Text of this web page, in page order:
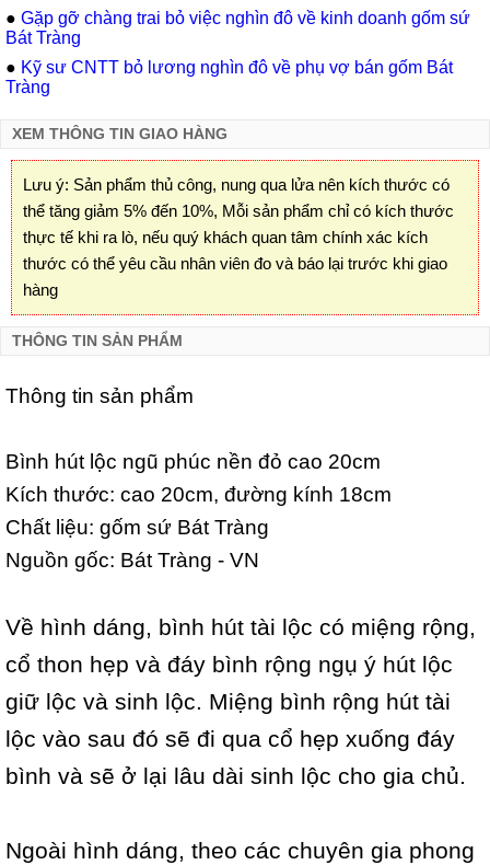
● Gặp gỡ chàng trai bỏ việc nghìn đô về kinh doanh gốm sứ
Bát Tràng
● Kỹ sư CNTT bỏ lương nghìn đô về phụ vợ bán gốm Bát
Tràng
XEM THÔNG TIN GIAO HÀNG
Lưu ý: Sản phẩm thủ công, nung qua lửa nên kích thước có
thể tăng giảm 5% đến 10%, Mỗi sản phẩm chỉ có kích thước
thực tế khi ra lò, nếu quý khách quan tâm chính xác kích
thước có thể yêu cầu nhân viên đo và báo lại trước khi giao
hàng
THÔNG TIN SẢN PHẨM
Thông tin sản phẩm
Bình hút lộc ngũ phúc nền đỏ cao 20cm
Kích thước: cao 20cm, đường kính 18cm
Chất liệu: gốm sứ Bát Tràng
Nguồn gốc: Bát Tràng - VN
Về hình dáng, bình hút tài lộc có miệng rộng,
cổ thon hẹp và đáy bình rộng ngụ ý hút lộc
giữ lộc và sinh lộc. Miệng bình rộng hút tài
lộc vào sau đó sẽ đi qua cổ hẹp xuống đáy
bình và sẽ ở lại lâu dài sinh lộc cho gia chủ.
Ngoài hình dáng, theo các chuyên gia phong